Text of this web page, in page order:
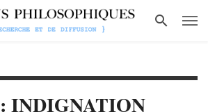
INDIGNATION